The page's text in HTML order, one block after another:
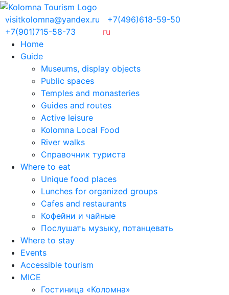
visitkolomna@yandex.ru
+7(496)618-59-50
+7(901)715-58-73
ru
Home
Guide
Museums, display objects
Public spaces
Temples and monasteries
Guides and routes
Active leisure
Kolomna Local Food
River walks
Справочник туриста
Where to eat
Unique food places
Lunches for organized groups
Cafes and restaurants
Кофейни и чайные
Послушать музыку, потанцевать
Where to stay
Events
Accessible tourism
MICE
Гостиница «Коломна»